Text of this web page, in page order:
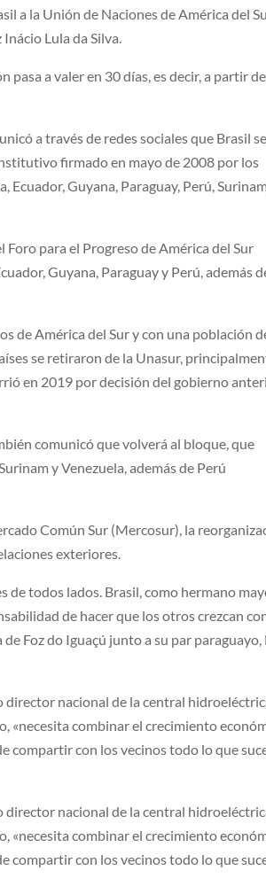
a la Unión de Naciones de América del
Lula da Silva.
a valer en 30 días, es decir, a partir
a través de redes sociales que Brasil se
firmado en mayo de 2008 por los
Guyana, Paraguay, Perú,
para el Progreso de América del Sur
Guyana, Paraguay y Perú, además
de América del Sur y con una población
se retiraron de la Unasur,
en 2019 por decisión del gobierno
comunicó que volverá al bloque, que
y Venezuela, además de Perú
Común Sur (Mercosur), la
exteriores.
de todos lados. Brasil, como hermano
de hacer que los otros crezcan
Foz do Iguaçú junto a su par
director nacional de la central
«necesita combinar el crecimiento
compartir con los vecinos todo lo que
director nacional de la central
«necesita combinar el crecimiento
compartir con los vecinos todo lo que